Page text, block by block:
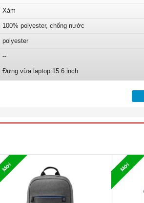
Xám
100% polyester, chống nước
polyester
--
Đựng vừa laptop 15.6 inch
Mới Mới